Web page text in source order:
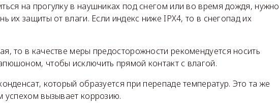
на прогулку в наушниках под снегом или во время дождя, нужно
их защиты от влаги. Если индекс ниже IPX4, то в снегопад их
то в качестве меры предосторожности рекомендуется носить
чтобы исключить прямой контакт с влагой.
который образуется при перепаде температур. Это та же
успехом вызывает коррозию.